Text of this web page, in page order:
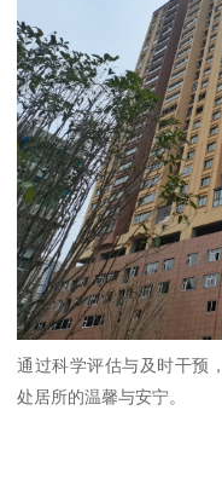
通过科学评估与及时干预
处居所的温馨与安宁。